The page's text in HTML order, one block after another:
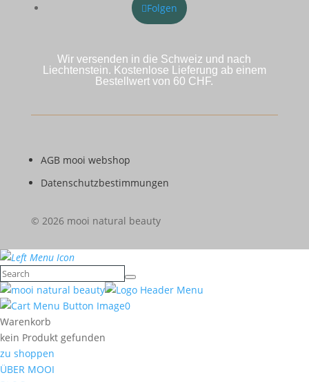
Folgen
Wir versenden in die Schweiz und nach
Liechtenstein. Kostenlose Lieferung ab einem
Bestellwert von 60 CHF.
AGB mooi webshop
Datenschutzbestimmungen
© 2026 mooi natural beauty
0
Warenkorb
kein Produkt gefunden
zu shoppen
ÜBER MOOI